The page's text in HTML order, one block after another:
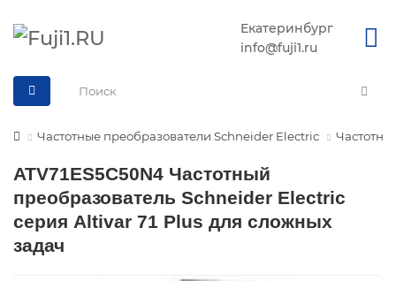
Екатеринбург
info@fuji1.ru
Частотные преобразователи Schneider Electric
ATV71ES5C50N4 Частотный
преобразователь Schneider Electric
серия Altivar 71 Plus для сложных
задач